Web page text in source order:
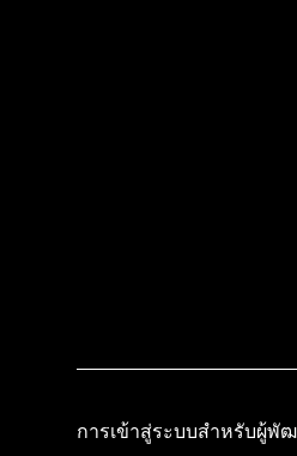
การเข้าสู่ระบบสำหรับผู้พั